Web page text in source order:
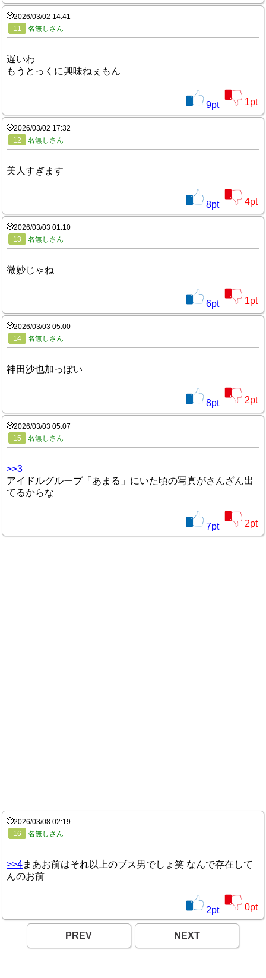
2026/03/02 14:41
11
名無しさん
遅いわ
もうとっくに興味ねぇもん
9pt 1pt
2026/03/02 17:32
12
名無しさん
美人すぎます
8pt 4pt
2026/03/03 01:10
13
名無しさん
微妙じゃね
6pt 1pt
2026/03/03 05:00
14
名無しさん
神田沙也加っぽい
8pt 2pt
2026/03/03 05:07
15
名無しさん
>>3
アイドルグループ「あまる」にいた頃の写真がさんざん出
てるからな
7pt 2pt
2026/03/08 02:19
16
名無しさん
>>4まあお前はそれ以上のブス男でしょ笑 なんで存在して
んのお前
2pt 0pt
PREV NEXT